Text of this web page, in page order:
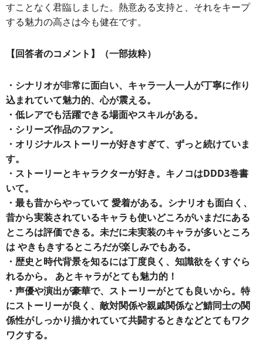
すことなく君臨しました。熱意ある支持と、それをキープ
する魅力の高さは今も健在です。
【回答者のコメント】（一部抜粋）
・シナリオが非常に面白い、キャラ一人一人が丁寧に作り
込まれていて魅力的、心が震える。
・低レアでも活躍できる場面やスキルがある。
・シリーズ作品のファン。
・オリジナルストーリーが好きすぎて、ずっと続けていま
す。
・ストーリーとキャラクターが好き。キノコはDDD3巻書
いて。
・最も昔からやっていて 愛着がある。シナリオも面白く、
昔から実装されているキャラも使いどころがいまだにある
ところは評価できる。未だに未実装のキャラが多いところ
は やきもきするところだが楽しみでもある。
・歴史と時代背景を知るには丁度良く、知識欲をくすぐら
れるから。 あとキャラがとても魅力的！
・声優や演出が豪華で、ストーリーがとても良いから。特
にストーリーが良く、敵対関係や親戚関係など鯖同士の関
係性がしっかり描かれていて共闘するときなどとてもワク
ワクする。